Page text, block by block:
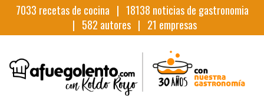
7033 recetas de cocina | 18138 noticias de gastronomia
| 582 autores | 21 empresas